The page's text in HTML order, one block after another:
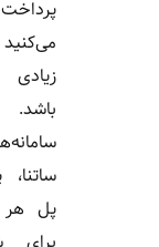
پرداخت
می‌کنید تاثیر
زیادی داشته
سامانه‌های
ساتنا، پایا و
پل هر کدام